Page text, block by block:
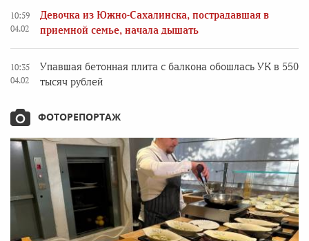
10:59
04.02
Девочка из Южно-Сахалинска, пострадавшая в
приемной семье, начала дышать
10:35
04.02
Упавшая бетонная плита с балкона обошлась УК в 550
тысяч рублей
ФОТОРЕПОРТАЖ